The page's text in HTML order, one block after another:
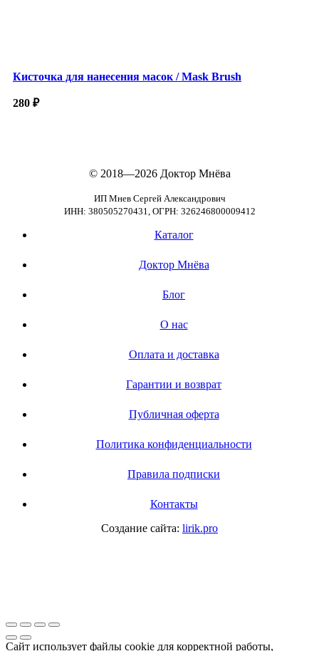
Кисточка для нанесения масок / Mask Brush
280 ₽
© 2018—2026Доктор Мнёва
ИП Мнев Сергей Александрович
ИНН: 380505270431, ОГРН: 326246800009412
Каталог
Доктор Мнёва
Блог
О нас
Оплата и доставка
Гарантии и возврат
Публичная оферта
Политика конфиденциальности
Правила подписки
Контакты
Создание сайта: lirik.pro
Сайт использует файлы cookie для корректной работы,